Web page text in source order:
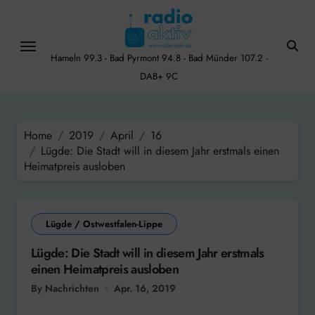
content
Hameln 99.3 - Bad Pyrmont 94.8 - Bad Münder 107.2 -
DAB+ 9C
Home 2019 April
16
Lügde: Die Stadt will in diesem Jahr erstmals einen
Heimatpreis ausloben
Lügde / Ostwestfalen-Lippe
Lügde: Die Stadt will in diesem Jahr erstmals
einen Heimatpreis ausloben
By Nachrichten Apr. 16, 2019